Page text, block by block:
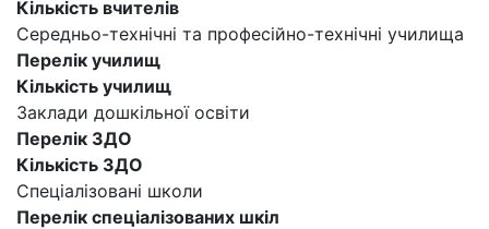
Кількість вчителів
Середньо-технічні та професійно-технічні училища
Перелік училищ
Кількість училищ
Заклади дошкільної освіти
Перелік ЗДО
Кількість ЗДО
Спеціалізовані школи
Перелік спеціалізованих шкіл